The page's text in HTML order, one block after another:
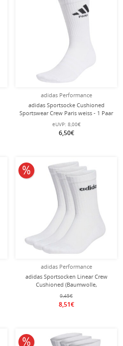
adidas Performance
adidas Sportsocke Cushioned
Sportswear Crew Paris weiss - 1 Paar
eUVP: 8,00€
6,50€
adidas Performance
adidas Sportsocken Linear Crew
Cushioned (Baumwolle,
durchgehend gepolstert) weiss - 3
Paar
9,45€
8,51€
10% reduziert
10% reduziert